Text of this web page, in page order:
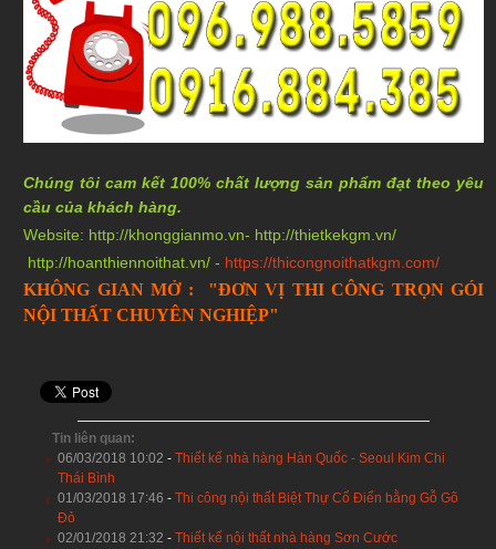
Chúng tôi cam kết 100% chất lượng sản phẩm đạt theo yêu
cầu của khách hàng.
Website: http://khonggianmo.vn- http://thietkekgm.vn/
http://hoanthiennoithat.vn/ - https://thicongnoithatkgm.com/
KHÔNG GIAN MỞ : "ĐƠN VỊ THI CÔNG TRỌN GÓI
NỘI THẤT CHUYÊN NGHIỆP"
Tin liên quan:
06/03/2018 10:02 - Thiết kế nhà hàng Hàn Quốc - Seoul Kim Chi
Thái Bình
01/03/2018 17:46 - Thi công nội thất Biệt Thự Cổ Điển bằng Gỗ Gõ
Đỏ
02/01/2018 21:32 - Thiết kế nội thất nhà hàng Sơn Cước